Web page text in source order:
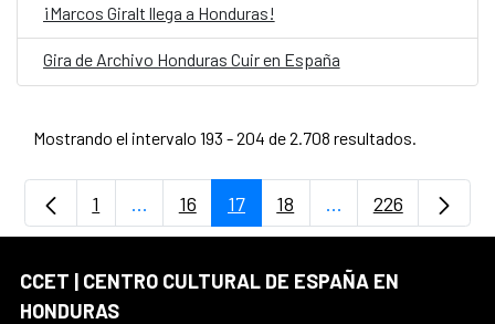
¡Marcos Giralt llega a Honduras!
Gira de Archivo Honduras Cuir en España
Mostrando el intervalo 193 - 204 de 2.708 resultados.
Página
1 ...Páginas intermedias Use TAB para
Página
16 Página
17 Página
18 ...PáginasPágina
226
CCET | CENTRO CULTURAL DE ESPAÑA EN
HONDURAS